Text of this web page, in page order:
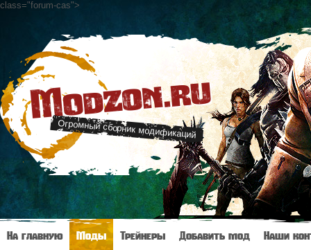
class="forum-cas">
Modzon.ru
Огромный сборник модификаций
На главную Моды Трейнеры Добавить мод Наши